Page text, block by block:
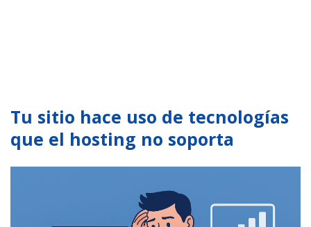
Tu sitio hace uso de tecnologías
que el hosting no soporta